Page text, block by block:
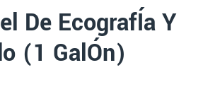
De EcografÍa Y
(1 GalÓn)